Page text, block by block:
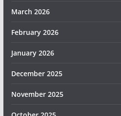
March 2026
February 2026
January 2026
December 2025
November 2025